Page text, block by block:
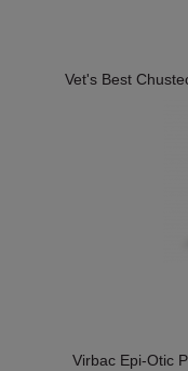
Vet's Best
Virbac Epi-Otic